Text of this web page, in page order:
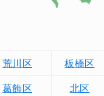
荒川区 板橋区
葛飾区 北区